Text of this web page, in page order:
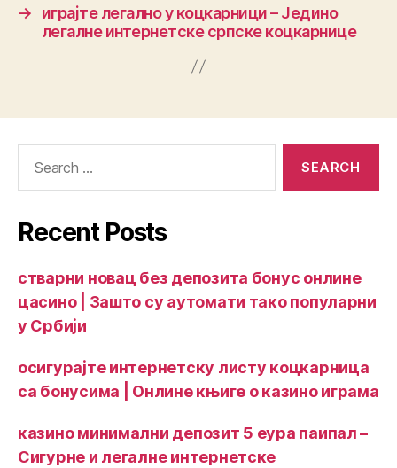
→
играјте легално у коцкарници – Једино
легалне интернетске српске коцкарнице
Recent Posts
стварни новац без депозита бонус онлине
цасино | Зашто су аутомати тако популарни
у Србији
осигурајте интернетску листу коцкарница
са бонусима | Онлине књиге о казино играма
казино минимални депозит 5 еура паипал –
Сигурне и легалне интернетске